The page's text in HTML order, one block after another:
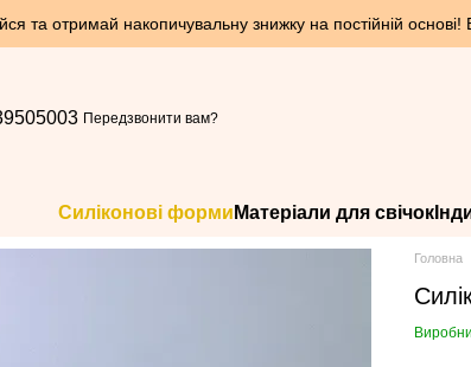
та отримай накопичувальну знижку на постійній
Передзвонити вам?
Силіконові форми Матеріали для свічок
Головна